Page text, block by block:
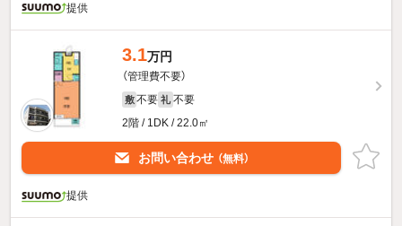
提供
3.1万円
（管理費不要）
敷 不要 礼 不要
2階 / 1DK / 22.0㎡
お問い合わせ （無料）
提供